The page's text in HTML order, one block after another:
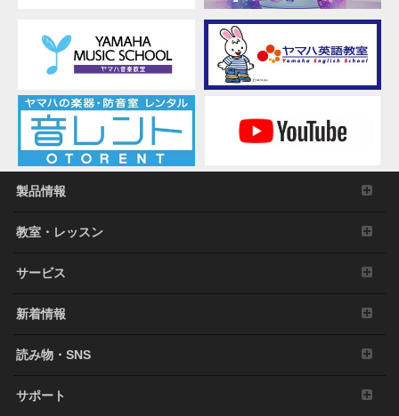
生、
赤
司
健
一
生、
平
製品情報
教室・レッスン
サービス
新着情報
読み物・SNS
サポート